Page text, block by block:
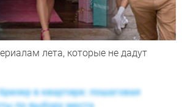
лета, которые не дадут